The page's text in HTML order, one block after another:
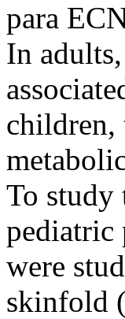
para
In
children,
To study
pediatric
were
skinfold